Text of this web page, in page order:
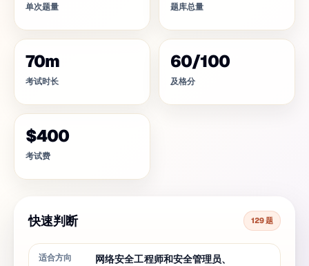
单次题量 题库总量
70m
考试时长
60/100
及格分
$400
考试费
快速判断 129 题
适合方向
网络安全工程师和安全管理员、